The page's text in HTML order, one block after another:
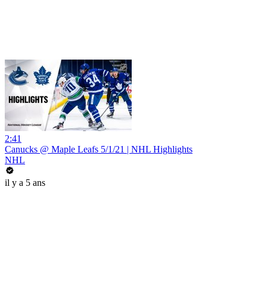
2:41
Canucks @ Maple Leafs 5/1/21 | NHL Highlights
NHL
il y a 5 ans